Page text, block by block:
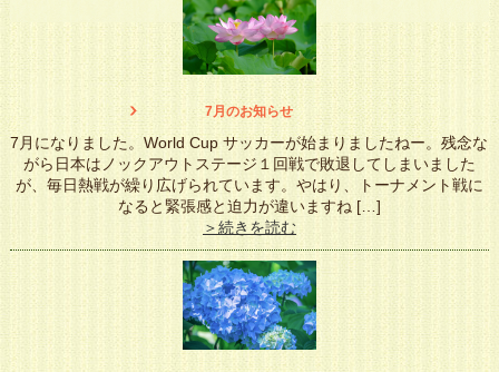
7月のお知らせ
7月になりました。World Cup サッカーが始まりましたねー。残念な
がら日本はノックアウトステージ１回戦で敗退してしまいました
が、毎日熱戦が繰り広げられています。やはり、トーナメント戦に
なると緊張感と迫力が違いますね […]
＞続きを読む